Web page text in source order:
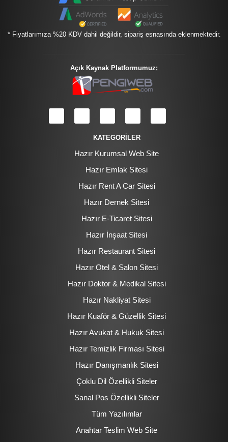
* Fiyatlarımıza %20 KDV dahil değildir, sipariş esnasında eklenmektedir.
Açık Kaynak Platformumuz;
KATEGORİLER
Hazır Kurumsal Web Site
Hazır Emlak Sitesi
Hazır Rent A Car Sitesi
Hazır Dernek Sitesi
Hazır E-Ticaret Sitesi
Hazır İnşaat Sitesi
Hazır Restaurant Sitesi
Hazır Otel & Salon Sitesi
Hazır Doktor & Medikal Sitesi
Hazır Nakliyat Sitesi
Hazır Kuaför & Güzellik Sitesi
Hazır Avukat & Hukuk Sitesi
Hazır Temizlik Firması Sitesi
Hazır Danışmanlık Sitesi
Çoklu Dil Özellikli Siteler
Sanal Pos Özellikli Siteler
Tüm Yazılımlar
Anahtar Teslim Web Site